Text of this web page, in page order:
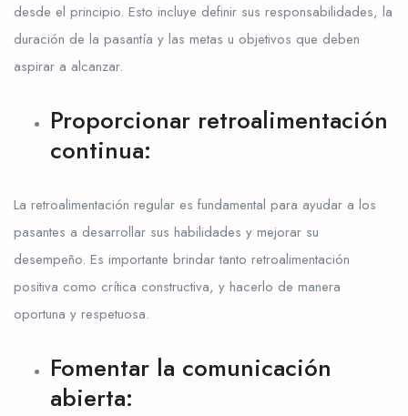
desde el principio. Esto incluye definir sus responsabilidades, la
duración de la pasantía y las metas u objetivos que deben
aspirar a alcanzar.
Proporcionar retroalimentación
continua:
La retroalimentación regular es fundamental para ayudar a los
pasantes a desarrollar sus habilidades y mejorar su
desempeño. Es importante brindar tanto retroalimentación
positiva como crítica constructiva, y hacerlo de manera
oportuna y respetuosa.
Fomentar la comunicación
abierta: